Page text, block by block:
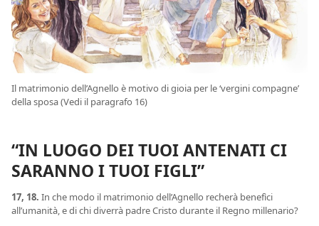
Il matrimonio dell’Agnello è motivo di gioia per le ‘vergini compagne’
della sposa (Vedi il paragrafo 16)
“IN LUOGO DEI TUOI ANTENATI CI
SARANNO I TUOI FIGLI”
17, 18. In che modo il matrimonio dell’Agnello recherà benefìci
all’umanità, e di chi diverrà padre Cristo durante il Regno millenario?